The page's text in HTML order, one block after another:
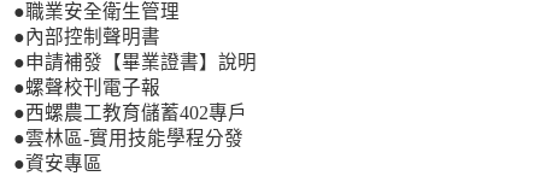
●職業安全衛生管理
●內部控制聲明書
●申請補發【畢業證書】說明
●螺聲校刊電子報
●西螺農工教育儲蓄402專戶
●雲林區-實用技能學程分發
●資安專區